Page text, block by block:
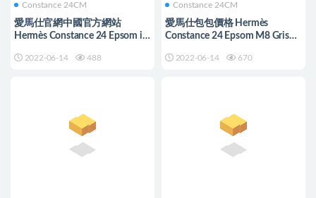
Constance 24CM
愛馬仕官網中國官方網站
Hermès Constance 24 Epsom i2
2022-06-14 488
Constance 24CM
愛馬仕包包價格 Hermès
Constance 24 Epsom M8 Gris
2022-06-14 670